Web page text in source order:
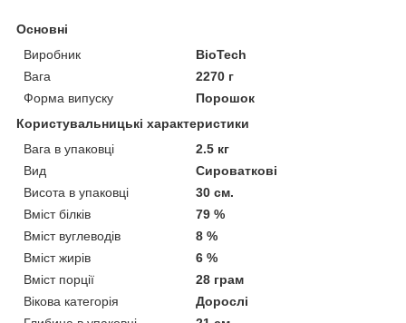
Основні
Виробник
BioTech
Вага
2270 г
Форма випуску
Порошок
Користувальницькі характеристики
Вага в упаковці
2.5 кг
Вид
Сироваткові
Висота в упаковці
30 см.
Вміст білків
79 %
Вміст вуглеводів
8 %
Вміст жирів
6 %
Вміст порції
28 грам
Вікова категорія
Дорослі